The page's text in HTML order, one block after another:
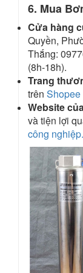
6. Mua
Cửa hàng
Quyền,
Thắng:
(8h-18h).
Trang
trên Shopee
Website
và tiện lợi
công nghiệp.